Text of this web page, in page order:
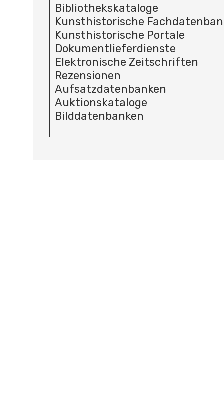
Bibliothekskataloge
Kunsthistorische
Kunsthistorische Portale
Dokumentlieferdienste
Elektronische Zeitschriften
Rezensionen
Aufsatzdatenbanken
Auktionskataloge
Bilddatenbanken